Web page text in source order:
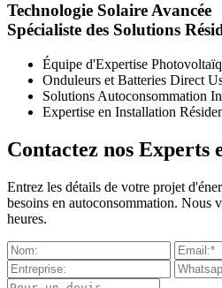
Technologie Solaire Avancée
Spécialiste des Solutions
Équipe d'Expertise
Onduleurs et Batteries Direct
Solutions Autoconsommation
Expertise en Installation
Contactez nos Experts
Entrez les détails de votre projet
besoins en autoconsommation. Nous
heures.